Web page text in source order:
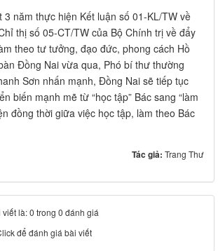
3 năm thực hiện Kết luận số 01-KL/TW về
thị số 05-CT/TW của Bộ Chính trị về đẩy
theo tư tưởng, đạo đức, phong cách Hồ
Đồng Nai vừa qua, Phó bí thư thường
Sơn nhấn mạnh, Đồng Nai sẽ tiếp tục
biến mạnh mẽ từ “học tập” Bác sang “làm
đồng thời giữa việc học tập, làm theo Bác
Tác giả: Trang Thư
là: 0 trong 0 đánh giá
để đánh giá bài viết